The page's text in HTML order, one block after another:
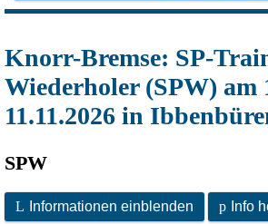
Knorr-Bremse: SP-
Wiederholer (SPW) am
11.11.2026 in
SPW
L Informationen einblenden p Info